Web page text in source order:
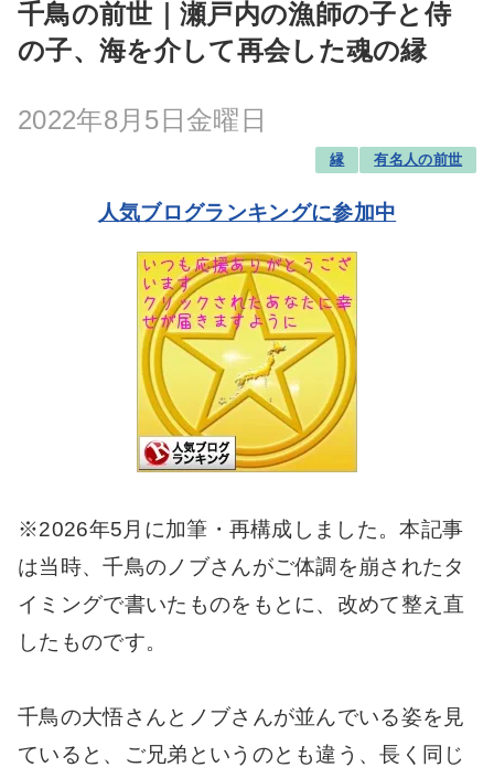
千鳥の前世｜瀬戸内の漁師の子と侍
の子、海を介して再会した魂の縁
2022年8月5日金曜日
縁 有名人の前世
人気ブログランキングに参加中
※2026年5月に加筆・再構成しました。本記事
は当時、千鳥のノブさんがご体調を崩されたタ
イミングで書いたものをもとに、改めて整え直
したものです。
千鳥の大悟さんとノブさんが並んでいる姿を見
ていると、ご兄弟というのとも違う、長く同じ